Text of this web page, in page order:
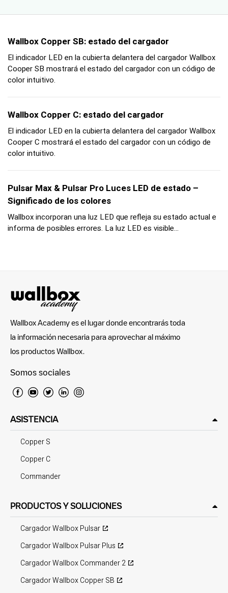
Wallbox Copper SB: estado del cargador
El indicador LED en la cubierta delantera del cargador Wallbox
Cooper SB mostrará el estado del cargador con un código de
color intuitivo.
Wallbox Copper C: estado del cargador
El indicador LED en la cubierta delantera del cargador Wallbox
Cooper C mostrará el estado del cargador con un código de
color intuitivo.
Pulsar Max & Pulsar Pro Luces LED de estado –
Significado de los colores
Wallbox incorporan una luz LED que refleja su estado actual e
informa de posibles errores. La luz LED es visible...
Wallbox Academy es el lugar donde encontrarás toda
la información necesaria para aprovechar al máximo
los productos Wallbox.
Somos sociales
ASISTENCIA
Copper S
Copper C
Commander
PRODUCTOS Y SOLUCIONES
Cargador Wallbox Pulsar
Cargador Wallbox Pulsar Plus
Cargador Wallbox Commander 2
Cargador Wallbox Copper SB